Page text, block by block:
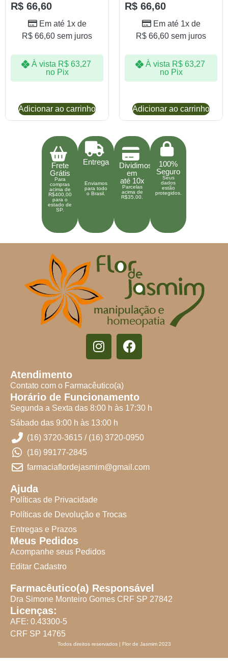
R$ 66,60
Em até 1x de
R$ 66,60 sem juros
À vista R$63,27
no Pix
Adicionar ao carrinho
R$ 66,60
Em até 1x de
R$ 66,60 sem juros
À vista R$63,27
no Pix
Adicionar ao carrinho
Frete
Grátis
Para
compras
acima de
R$400,00
para o
estado de
SP.
Entrega
Enviamos
para todo
o Brasil.
Dividimos
em
até 10x
Parcelas
acima de
R$35,00.
100%
Seguro
Seus
dados
estão
protegidos.
Atendimento
Contato com o Farmacêutico(a)
Horário de Funcionamento
Segunda a Sexta das 8:00 h às 17:30 h
Sábado das 9:00 h às 13:00 h
(16) 3720-3615 / (16) 3720-0950
(16) 99177-2845
farmaciaflordejasmim@gmail.com
Ajuda
Políticas de Privacidade
Políticas de Devolução e Trocas
Entregas e Prazos
Meus Pedidos
Acompanhe seus Pedidos
Editar Cadastro
Farmacêutico(a) Responsável
Dra Simone Monteiro Gomes CRF SP 27842
Licenças:
AFE: 0.43300-5
CRF SP 14765
Todos direitos reservados | Flor de Jasmim 2023